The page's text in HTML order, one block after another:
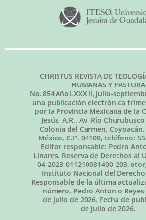
CHRISTUS REVISTA DE
HUMANAS Y
No.854Año LXXXIII, julio-
una publicación electrónica
por la Provincia Mexicana de la
Jesús, A.R., Av. Río
Colonia del Carmen,
México, C.P. 04100, teléfono:
Editor responsable: Pedro
Linares. Reserva de Derechos al
04-2023-011210031400-203,
Instituto Nacional del
Responsable de la última
número, Pedro Antonio Reyes
de julio de 2026. Fecha de
de julio de 2026.